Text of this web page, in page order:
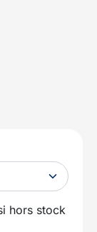
hors stock